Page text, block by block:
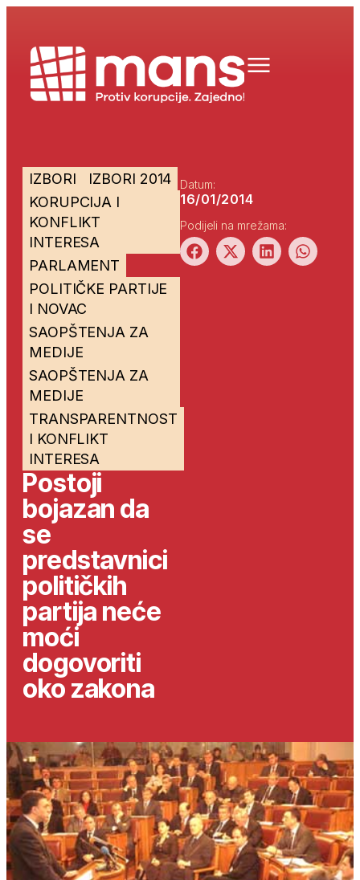
IZBORI
IZBORI 2014
KORUPCIJA I
KONFLIKT
INTERESA
PARLAMENT
POLITIČKE PARTIJE
I NOVAC
SAOPŠTENJA ZA
MEDIJE
SAOPŠTENJA ZA
MEDIJE
TRANSPARENTNOST
I KONFLIKT
INTERESA
Postoji
bojazan da
se
predstavnici
političkih
partija neće
moći
dogovoriti
oko zakona
Datum:
16/01/2014
Podijeli na mrežama: